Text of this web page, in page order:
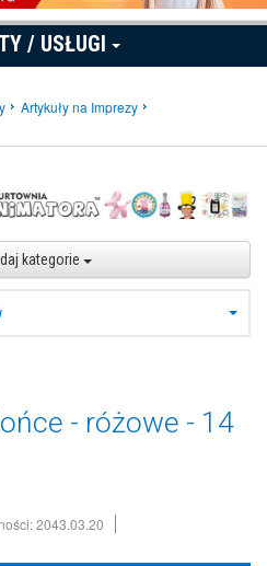
/ USŁUGI
Artykuły na Imprezy
kategorie
- różowe - 14
2043.03.20